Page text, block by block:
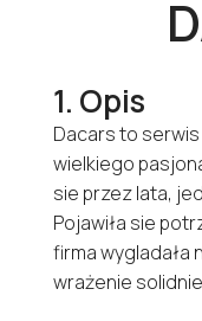
1. Opis
Dacars to
wielkiego
sie przez lata,
Pojawiła sie
firma wygladała
wrażenie